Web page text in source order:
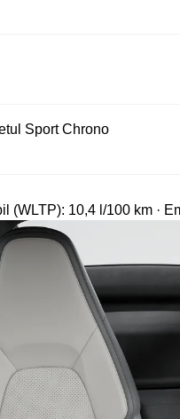
Sport Chrono
(WLTP): 10,4 l/100 km ·